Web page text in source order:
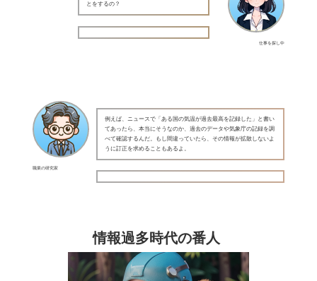
仕事を探し中
とをするの？
職業の研究家
例えば、ニュースで「ある国の気温が過去最高を記録した」と書い
てあったら、本当にそうなのか、過去のデータや気象庁の記録を調
べて確認するんだ。もし間違っていたら、その情報が拡散しないよ
うに訂正を求めることもあるよ。
情報過多時代の番人